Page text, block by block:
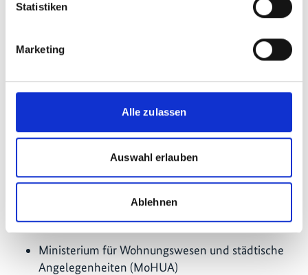
Statistiken
Marketing
Alle zulassen
Auswahl erlauben
Ablehnen
25 % Öl
bilateral: 12 laufend, 27 abgeschlossen
regional: 4 laufend, 5 abgeschlossen
global: 12 laufend, 44 abgeschlossen
IKI-Partnerministerien:
Ministerium für Umwelt, Wald und Klimawandel
(MoEFCC)
Ministerium für Wohnungswesen und städtische
Angelegenheiten (MoHUA)